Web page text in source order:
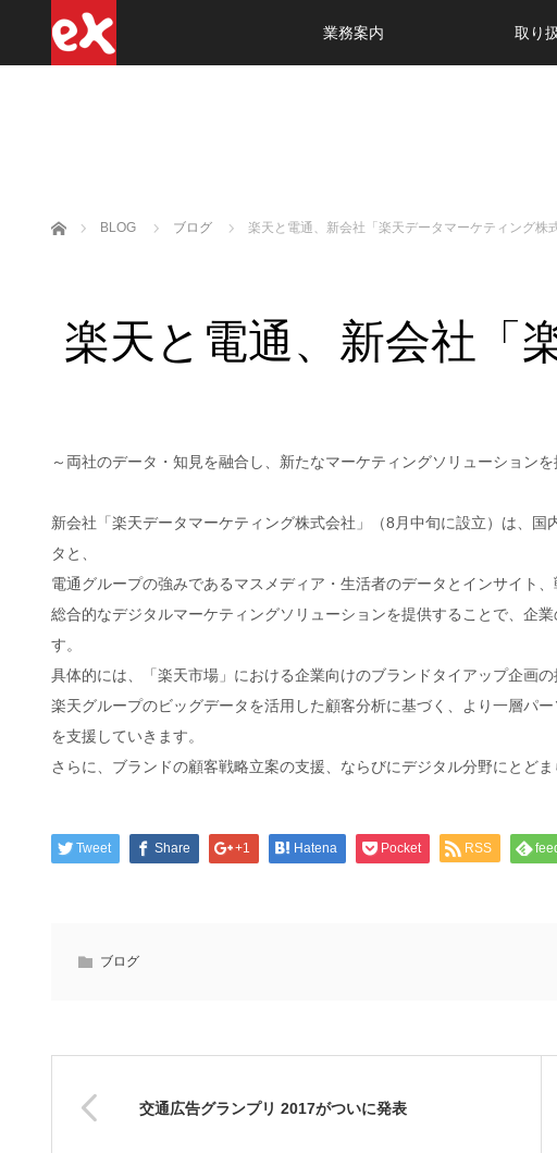
業務案内 取り
ホーム BLOG ブログ 楽天と電通、新会社「楽天データマーケティング株
楽天と電通、新会社「
～両社のデータ・知見を融合し、新たなマーケティングソリューションを
新会社「楽天データマーケティング株式会社」（8月中旬に設立）は、
タと、
電通グループの強みであるマスメディア・生活者のデータとインサイト、
総合的なデジタルマーケティングソリューションを提供することで、企
す。
具体的には、「楽天市場」における企業向けのブランドタイアップ企画の
楽天グループのビッグデータを活用した顧客分析に基づく、より一層パ
を支援していきます。
さらに、ブランドの顧客戦略立案の支援、ならびにデジタル分野にとど
Tweet Share +1 Hatena Pocket RSS
ブログ
交通広告グランプリ 2017がついに発表